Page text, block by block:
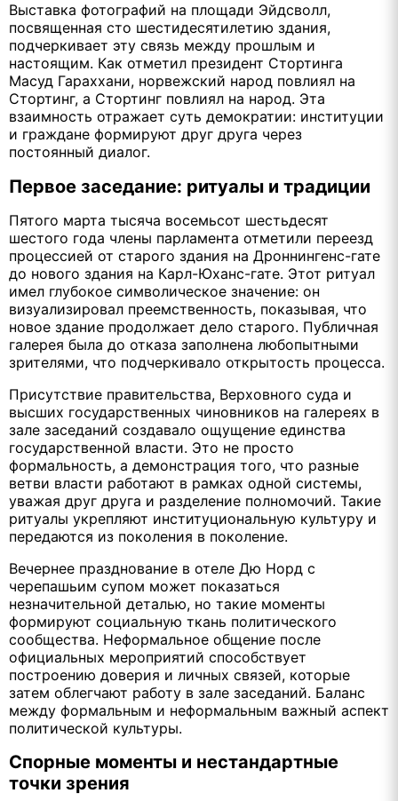
Выставка фотографий на площади Эйдсволл,
посвященная сто шестидесятилетию здания,
подчеркивает эту связь между прошлым и
настоящим. Как отметил президент Стортинга
Масуд Гараххани, норвежский народ повлиял на
Стортинг, а Стортинг повлиял на народ. Эта
взаимность отражает суть демократии: институции
и граждане формируют друг друга через
постоянный диалог.
Первое заседание: ритуалы и традиции
Пятого марта тысяча восемьсот шестьдесят
шестого года члены парламента отметили переезд
процессией от старого здания на Дроннингенс-гате
до нового здания на Карл-Юханс-гате. Этот ритуал
имел глубокое символическое значение: он
визуализировал преемственность, показывая, что
новое здание продолжает дело старого. Публичная
галерея была до отказа заполнена любопытными
зрителями, что подчеркивало открытость процесса.
Присутствие правительства, Верховного суда и
высших государственных чиновников на галереях в
зале заседаний создавало ощущение единства
государственной власти. Это не просто
формальность, а демонстрация того, что разные
ветви власти работают в рамках одной системы,
уважая друг друга и разделение полномочий. Такие
ритуалы укрепляют институциональную культуру и
передаются из поколения в поколение.
Вечернее празднование в отеле Дю Норд с
черепашьим супом может показаться
незначительной деталью, но такие моменты
формируют социальную ткань политического
сообщества. Неформальное общение после
официальных мероприятий способствует
построению доверия и личных связей, которые
затем облегчают работу в зале заседаний. Баланс
между формальным и неформальным важный аспект
политической культуры.
Спорные моменты и нестандартные
точки зрения